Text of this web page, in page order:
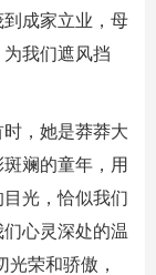
成家立业，母
我们遮风挡
，她是莽莽大
斓的童年，用
光，恰似我们
心灵深处的温
光荣和骄傲，